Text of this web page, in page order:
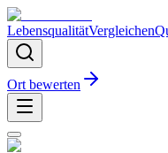
LebensqualitätVergleichen
Ort bewerten